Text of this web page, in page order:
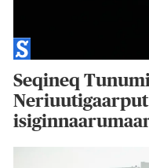
Seqineq